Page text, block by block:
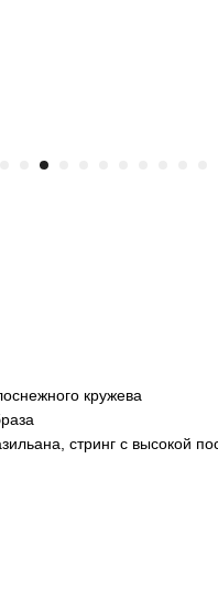
кружева
стринг с высокой